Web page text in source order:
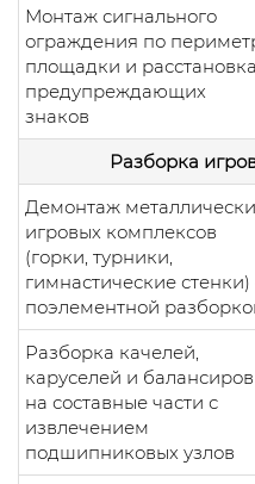
Монтаж сигнального
ограждения по
площадки и расстановка
предупреждающих
знаков
Разборка
Демонтаж
игровых комплексов
(горки, турники,
гимнастические стенки)
поэлементной
Разборка качелей,
каруселей и балансиров
на составные части с
извлечением
подшипниковых узлов